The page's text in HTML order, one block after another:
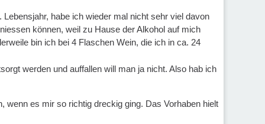
habe ich wieder mal nicht sehr viel davon
können, weil zu Hause der Alkohol auf mich
bin ich bei 4 Flaschen Wein, die ich in ca. 24
werden und auffallen will man ja nicht. Also hab ich
wenn es mir so richtig dreckig ging. Das Vorhaben hielt